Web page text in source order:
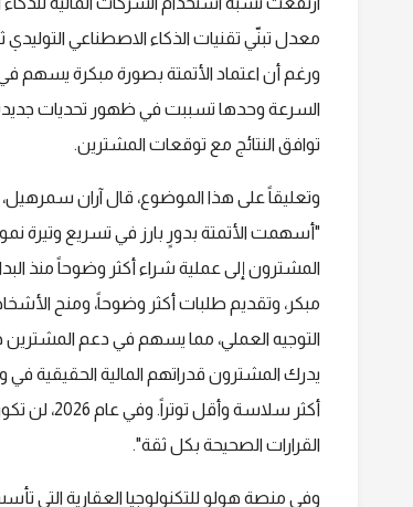
معدل تبنّي تقنيات الذكاء الاصطناعي
ورغم أن اعتماد الأتمتة بصورة مبكرة يسهم
السرعة وحدها تسببت في ظهور تحديات
توافق النتائج مع توقعات المشترين.
وتعليقاً على هذا الموضوع، قال آران
"أسهمت الأتمتة بدورٍ بارز في تسريع وتيرة
المشترون إلى عملية شراء أكثر وضوحاً منذ
مبكر، وتقديم طلبات أكثر وضوحاً، ومنح
التوجيه العملي، مما يسهم في دعم المشترين
يدرك المشترون قدراتهم المالية الحقيقية
أكثر
القرارات الصحيحة بكل ثقة".
وفي منصة هولو للتكنولوجيا العقارية التي